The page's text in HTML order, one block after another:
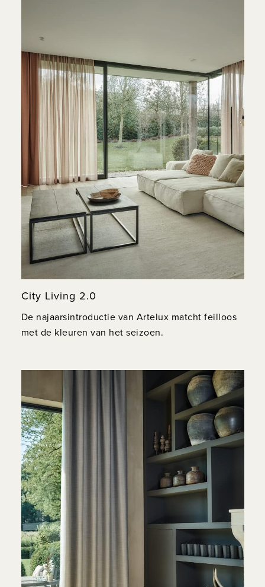
City Living 2.0
De najaarsintroductie van Artelux matcht feilloos
met de kleuren van het seizoen.